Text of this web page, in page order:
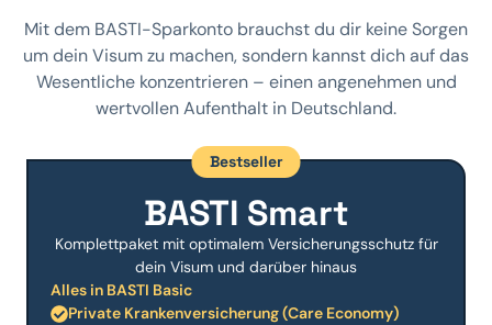
Mit dem BASTI-Sparkonto brauchst du dir keine Sorgen
um dein Visum zu machen, sondern kannst dich auf das
Wesentliche konzentrieren – einen angenehmen und
wertvollen Aufenthalt in Deutschland.
Bestseller
BASTI Smart
Komplettpaket mit optimalem Versicherungsschutz für
dein Visum und darüber hinaus
Alles in BASTI Basic
Private Krankenversicherung (Care Economy)